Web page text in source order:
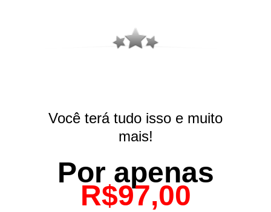
Você terá tudo isso e muito
mais!
Por apenas
R$97,00